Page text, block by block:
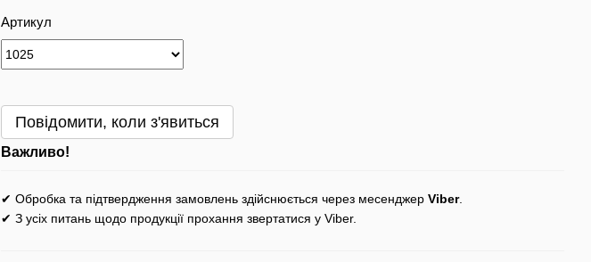
Артикул
Повідомити, коли з'явиться
Важливо!
✔ Обробка та підтвердження замовлень здійснюється через месенджер Viber.
✔ З усіх питань щодо продукції прохання звертатися у Viber.